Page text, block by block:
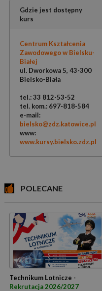
Gdzie jest dostępny
kurs
Centrum Kształcenia
Zawodowego w Bielsku-
Białej
ul. Dworkowa 5, 43-300
Bielsko-Biała
tel.: 33 812-53-52
tel. kom.: 697-818-584
e-mail:
bielsko@zdz.katowice.pl
www:
www.kursy.bielsko.zdz.pl
POLECANE
Technikum Lotnicze -
Rekrutacja 2026/2027